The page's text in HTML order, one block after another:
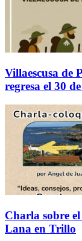
Villaescusa de
regresa el 30
Charla sobre
Lana en Trillo